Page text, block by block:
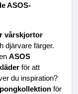
ASOS-
vårskjortor
djärvare färger.
ASOS
för att
du inspiration?
för